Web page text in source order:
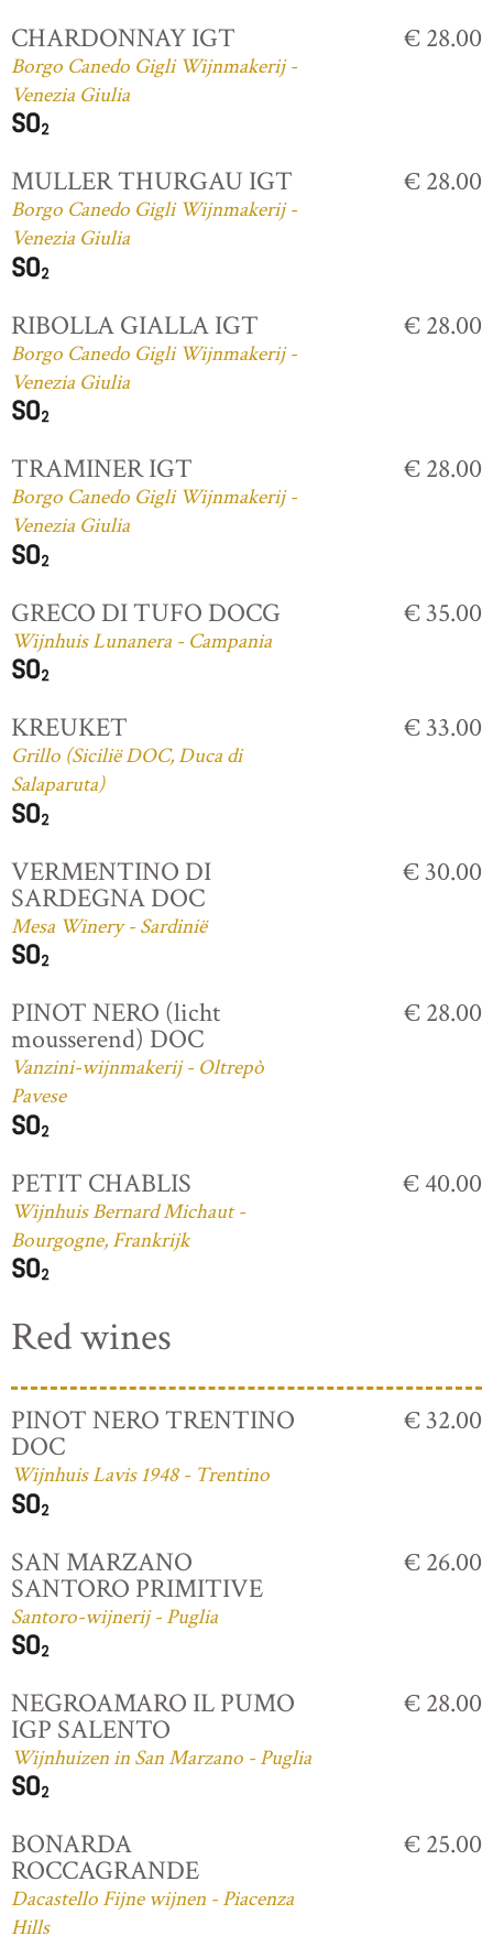
CHARDONNAY IGT
Borgo Canedo Gigli Wijnmakerij -
Venezia Giulia
€ 28.00
MULLER THURGAU IGT
Borgo Canedo Gigli Wijnmakerij -
Venezia Giulia
€ 28.00
RIBOLLA GIALLA IGT
Borgo Canedo Gigli Wijnmakerij -
Venezia Giulia
€ 28.00
TRAMINER IGT
Borgo Canedo Gigli Wijnmakerij -
Venezia Giulia
€ 28.00
GRECO DI TUFO DOCG
Wijnhuis Lunanera - Campania
€ 35.00
KREUKET
Grillo (Sicilië DOC, Duca di
Salaparuta)
€ 33.00
VERMENTINO DI
SARDEGNA DOC
Mesa Winery - Sardinië
€ 30.00
PINOT NERO (licht
mousserend) DOC
Vanzini-wijnmakerij - Oltrepò
Pavese
€ 28.00
PETIT CHABLIS
Wijnhuis Bernard Michaut -
Bourgogne, Frankrijk
€ 40.00
Red wines
PINOT NERO TRENTINO
DOC
Wijnhuis Lavis 1948 - Trentino
€ 32.00
SAN MARZANO
SANTORO PRIMITIVE
Santoro-wijnerij - Puglia
€ 26.00
NEGROAMARO IL PUMO
IGP SALENTO
Wijnhuizen in San Marzano - Puglia
€ 28.00
BONARDA
ROCCAGRANDE
Dacastello Fijne wijnen - Piacenza
Hills
€ 25.00